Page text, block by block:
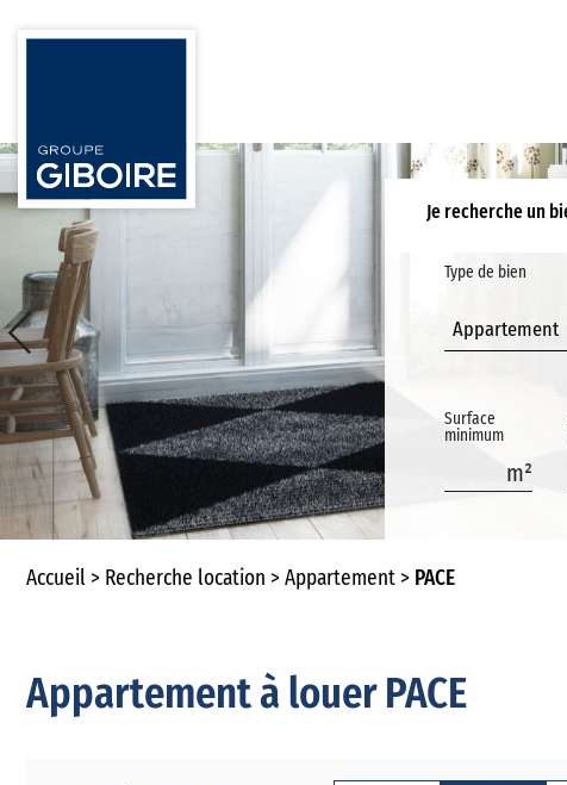
Je recherche un
Type de bien
Appartement
Surface
minimum
Accueil Recherche location Appartement PACE
Appartement à louer PACE